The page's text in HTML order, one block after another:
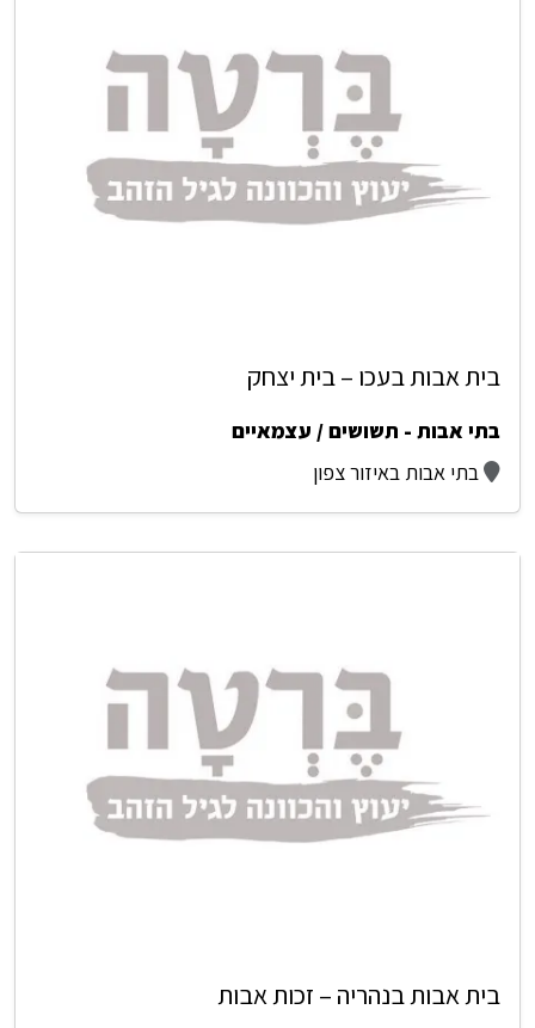
בית אבות בעכו – בית יצחק
בתי אבות - תשושים / עצמאיים
בתי אבות באיזור צפון
בית אבות בנהריה – זכות אבות